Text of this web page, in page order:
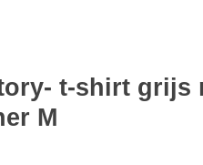
t-shirt grijs
M